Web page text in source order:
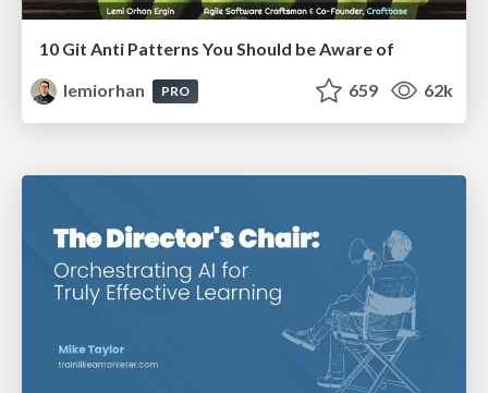
10 Git Anti Patterns You Should be Aware of
lemiorhan
PRO 659 62k